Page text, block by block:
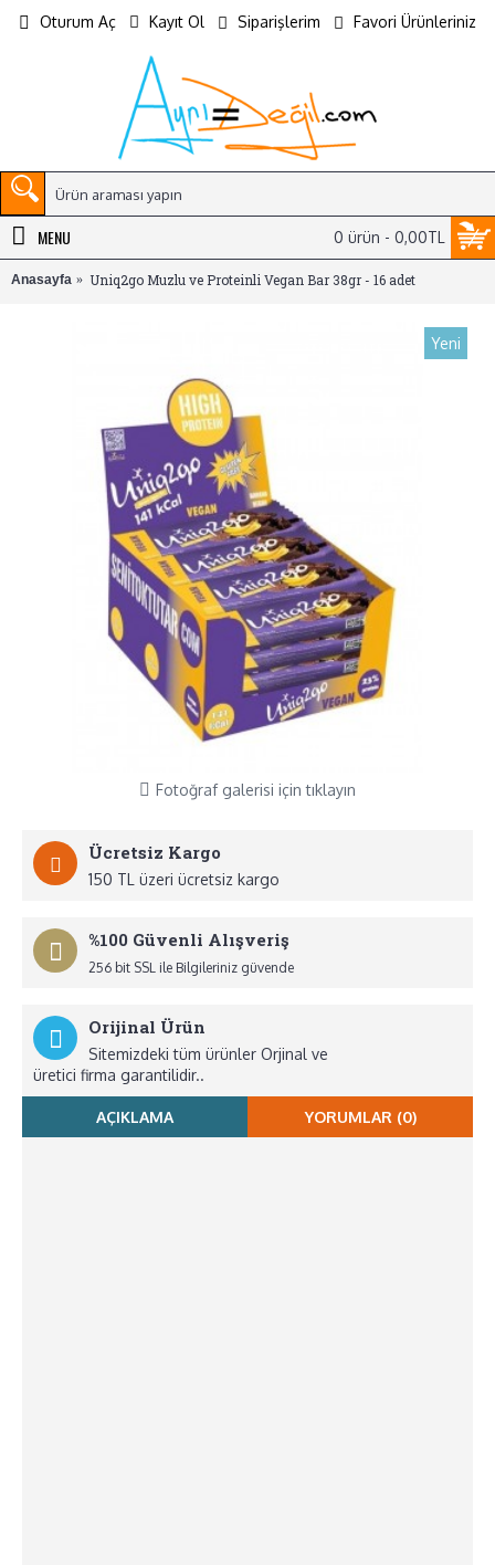
Oturum Aç Kayıt Ol Siparişlerim Favori Ürünleriniz
0 ürün - 0,00TL
MENU
Anasayfa Uniq2go Muzlu ve Proteinli Vegan Bar 38gr - 16 adet
Yeni
Fotoğraf galerisi için tıklayın
Ücretsiz Kargo
150 TL üzeri ücretsiz kargo
%100 Güvenli Alışveriş
256 bit SSL ile Bilgileriniz güvende
Orijinal Ürün
Sitemizdeki tüm ürünler Orjinal ve
üretici firma garantilidir..
AÇIKLAMA YORUMLAR (0)